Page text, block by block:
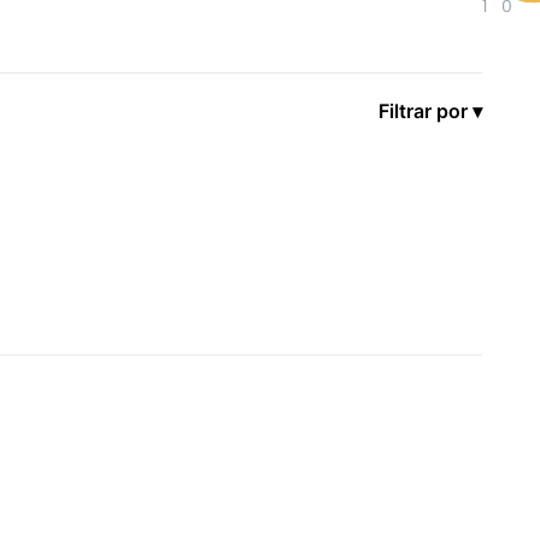
1
0
Filtrar por ▾